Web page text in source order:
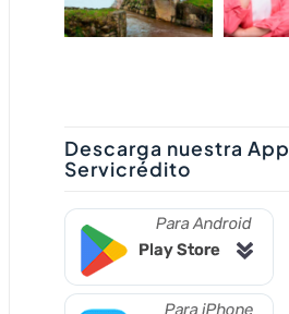
Descarga nuestra App
Servicrédito